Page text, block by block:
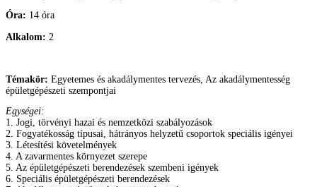
Óra: 14 óra
Alkalom: 2
Témakör: Egyetemes és akadálymentes tervezés, Az akadálymentesség
épületgépészeti szempontjai
Egységei:
1. Jogi, törvényi hazai és nemzetközi szabályozások
2. Fogyatékosság típusai, hátrányos helyzetű csoportok speciális igényei
3. Létesítési követelmények
4. A zavarmentes környezet szerepe
5. Az épületgépészeti berendezések szembeni igények
6. Speciális épületgépészeti berendezések